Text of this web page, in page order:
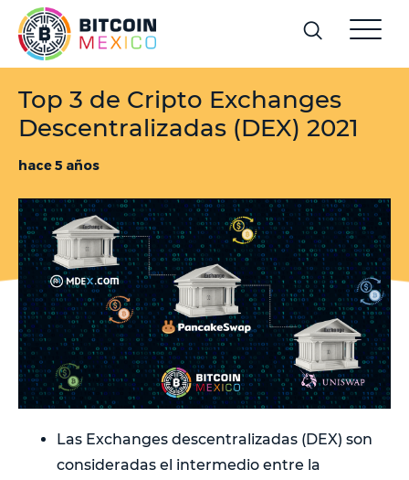
Top 3 de Cripto Exchanges
Descentralizadas (DEX) 2021
hace 5 años
Las Exchanges descentralizadas (DEX) son
consideradas el intermedio entre la